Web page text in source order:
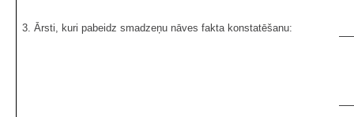
3. Ārsti, kuri pabeidz smadzeņu nāves fakta konstatēšanu: